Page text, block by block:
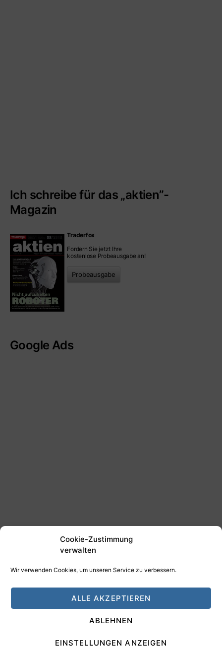
Cookie-Zustimmung
verwalten
Wir verwenden Cookies, um unseren Service zu verbessern.
ALLE AKZEPTIEREN
ABLEHNEN
EINSTELLUNGEN ANZEIGEN
Ich schreibe für das „aktien”-
Magazin
Traderfox
Fordern Sie jetzt Ihre
kostenlose Probeausgabe an!
Probeausgabe
Google Ads
HAMANN DESIGN - Digitale Medien
Impressum Datenschutz